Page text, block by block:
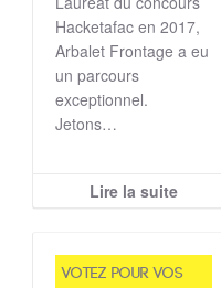
Hacketafac en 2017,
Arbalet Frontage a eu
un parcours
exceptionnel.
Jetons…
Lire la suite
Votez pour vos